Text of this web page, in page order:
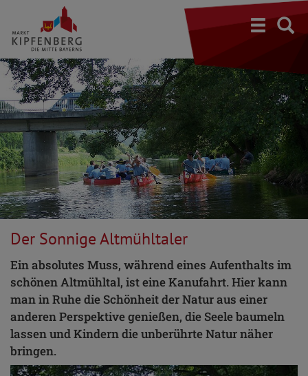
Der Sonnige Altmühltaler
Ein absolutes Muss, während eines Aufenthalts im
schönen Altmühltal, ist eine Kanufahrt. Hier kann
man in Ruhe die Schönheit der Natur aus einer
anderen Perspektive genießen, die Seele baumeln
lassen und Kindern die unberührte Natur näher
bringen.